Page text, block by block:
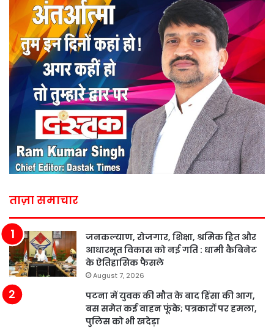
ताज़ा समाचार
जनकल्याण, रोजगार, शिक्षा, श्रमिक हित और
आधारभूत विकास को नई गति : धामी कैबिनेट
के ऐतिहासिक फैसले
August 7, 2026
पटना में युवक की मौत के बाद हिंसा की आग,
बस समेत कई वाहन फूंके; पत्रकारों पर हमला,
पुलिस को भी खदेड़ा